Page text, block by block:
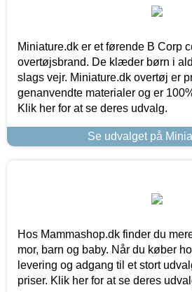
Miniature.dk er et førende B Corp
overtøjsbrand. De klæder børn i
slags vejr. Miniature.dk overtøj er
genanvendte materialer og er
Klik her for at se deres udvalg.
Se udvalget på
Hos Mammashop.dk finder du
mor, barn og baby. Når du køber
levering og adgang til et stort
priser. Klik her for at se deres